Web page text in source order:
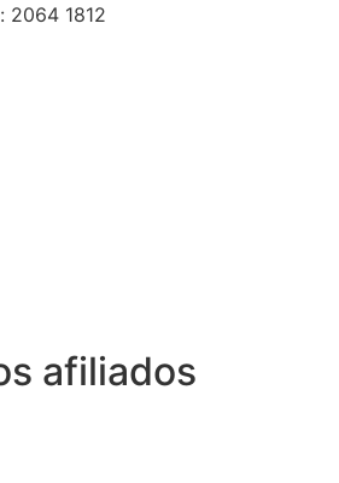
2064 1812
afiliados